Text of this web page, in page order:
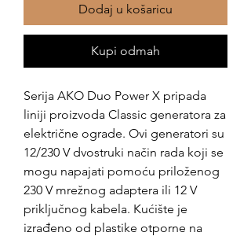
Dodaj u košaricu
Kupi odmah
Serija AKO Duo Power X pripada
liniji proizvoda Classic generatora za
električne ograde. Ovi generatori su
12/230 V dvostruki način rada koji se
mogu napajati pomoću priloženog
230 V mrežnog adaptera ili 12 V
priključnog kabela. Kućište je
izrađeno od plastike otporne na